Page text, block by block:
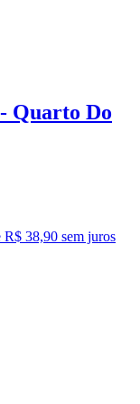
Quarto Do
R$ 38,90 sem juros